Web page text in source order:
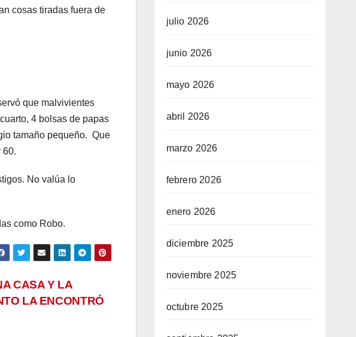
cosas tiradas fuera de
que malvivientes
4 bolsas de papas
tamaño pequeño. Que
60.
No valúa lo
como Robo.
CASA Y LA
LA ENCONTRÓ
julio 2026
junio 2026
mayo 2026
abril 2026
marzo 2026
febrero 2026
enero 2026
diciembre 2025
noviembre 2025
octubre 2025